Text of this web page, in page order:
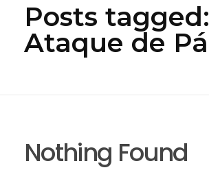
Posts tagged:
Ataque de
Nothing Found